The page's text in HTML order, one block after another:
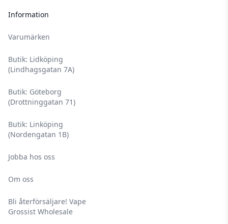
Information
Varumärken
Butik: Lidköping
(Lindhagsgatan 7A)
Butik: Göteborg
(Drottninggatan 71)
Butik: Linköping
(Nordengatan 1B)
Jobba hos oss
Om oss
Bli återförsäljare! Vape
Grossist Wholesale